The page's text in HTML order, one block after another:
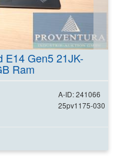
E14 Gen5 21JK-
Ram
A-ID: 241066
25pv1175-030